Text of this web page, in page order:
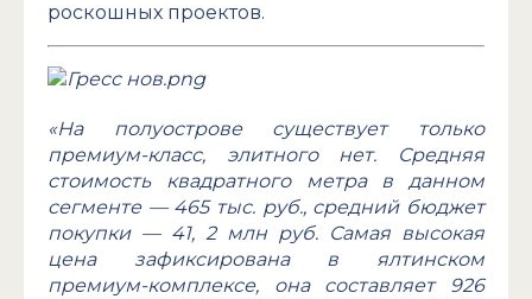
роскошных проектов.
«На полуострове существует только
премиум-класс, элитного нет. Средняя
стоимость квадратного метра в данном
сегменте — 465 тыс. руб., средний бюджет
покупки — 41, 2 млн руб. Самая высокая
цена зафиксирована в ялтинском
премиум-комплексе, она составляет 926